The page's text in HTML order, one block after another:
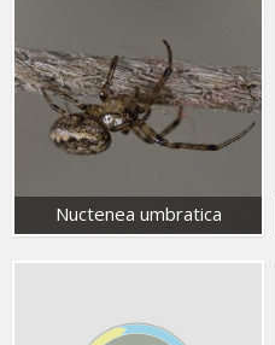
Nuctenea umbratica